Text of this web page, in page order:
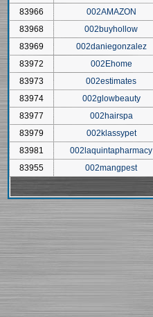
83966
002AMAZON
83968
002buyhollow
83969
002daniegonzalez
83972
002Ehome
83973
002estimates
83974
002glowbeauty
83977
002hairspa
83979
002klassypet
83981
002laquintapharmacy
83955
002mangpest